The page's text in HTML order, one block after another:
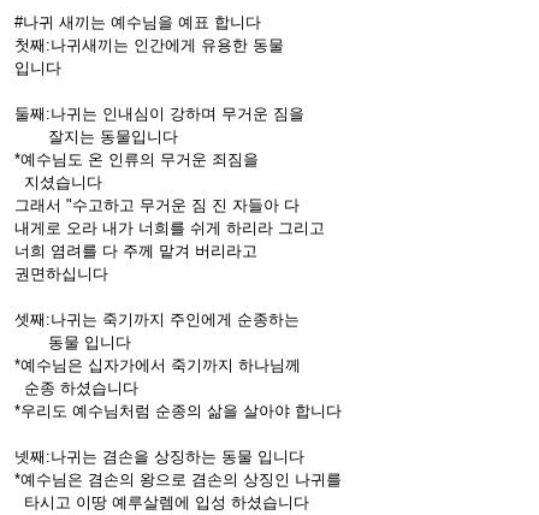
#나귀 새끼는 예수님을 예표 합니다
첫째:나귀새끼는 인간에게 유용한 동물
입니다
둘째:나귀는 인내심이 강하며 무거운 짐을
잘지는 동물입니다
*예수님도 온 인류의 무거운 죄짐을
지셨습니다
그래서 "수고하고 무거운 짐 진 자들아 다
내게로 오라 내가 너희를 쉬게 하리라 그리고
너희 염려를 다 주께 맡겨 버리라고
권면하십니다
셋째:나귀는 죽기까지 주인에게 순종하는
동물 입니다
*예수님은 십자가에서 죽기까지 하나님께
순종 하셨습니다
*우리도 예수님처럼 순종의 삶을 살아야 합니다
넷째:나귀는 겸손을 상징하는 동물 입니다
*예수님은 겸손의 왕으로 겸손의 상징인 나귀를
타시고 이땅 예루살렘에 입성 하셨습니다